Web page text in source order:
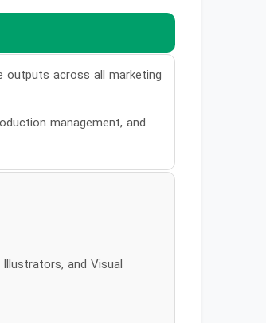
outputs across all marketing
management, and
and Visual